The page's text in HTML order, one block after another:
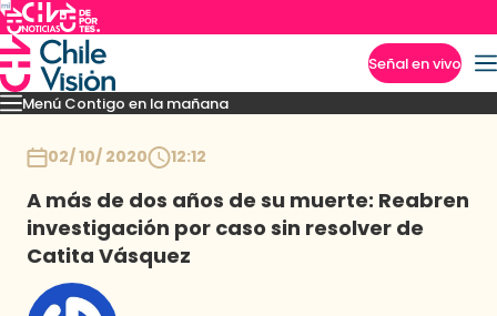
Señal en vivo
Menú Contigo en la mañana
MomentosReportajesDenunciasPolicialPolíticaEspectáculo
02/ 10/ 2020 12:12
A más de dos años de su muerte: Reabren
investigación por caso sin resolver de
Catita Vásquez
Imperdibles